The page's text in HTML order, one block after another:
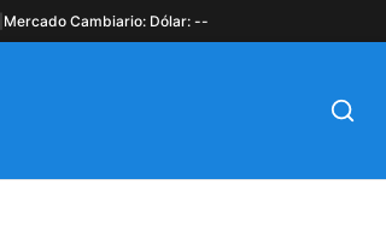
Mercado Cambiario: Dólar: --